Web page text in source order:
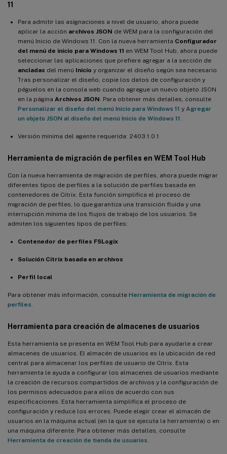
11
Para admitir las asignaciones a nivel de usuario, ahora puede
aplicar la acción archivos JSON de WEM para la configuración del
menú Inicio de Windows 11. Con la nueva herramienta Configurador
del menú de inicio para Windows 11 en WEM Tool Hub, ahora puede
seleccionar las aplicaciones que prefiere agregar a la sección de
ancladas del menú Inicio y organizar el diseño según sea necesario.
Tras personalizar el diseño, copie los datos de configuración y
péguelos en la consola web cuando agregue un nuevo objeto JSON
en la página Archivos JSON . Para obtener más detalles, consulte
Personalizar el diseño del menú Inicio para Windows 11 y Agregar
un objeto JSON al diseño del menú Inicio de Windows 11
Versión mínima del agente requerida: 2403.1.0.1
Herramienta de migración de perfiles en WEM Tool Hub
Con la nueva herramienta de migración de perfiles, ahora puede migrar
diferentes tipos de perfiles a la solución de perfiles basada en
contenedores de Citrix. Esta función simplifica el proceso de
migración de perfiles, lo que garantiza una transición fluida y una
interrupción mínima de los flujos de trabajo de los usuarios. Se
admiten los siguientes tipos de perfiles:
Contenedor de perfiles FSLogix
Solución Citrix basada en archivos
Perfil local
Para obtener más información, consulte Herramienta de migración de
perfiles
Herramienta para creación de almacenes de usuarios
Esta herramienta se presenta en WEM Tool Hub para ayudarle a crear
almacenes de usuarios. El almacén de usuarios es la ubicación de red
central para almacenar los perfiles de usuario de Citrix. Esta
herramienta le ayuda a configurar los almacenes de usuarios mediante
la creación de recursos compartidos de archivos y la configuración de
los permisos adecuados para ellos de acuerdo con sus
especificaciones. Esta herramienta simplifica el proceso de
configuración y reduce los errores. Puede elegir crear el almacén de
usuarios en la máquina actual (en la que se ejecuta la herramienta) o en
una máquina diferente. Para obtener más detalles, consulte
Herramienta de creación de tienda de usuarios